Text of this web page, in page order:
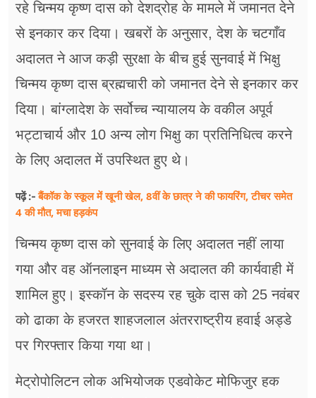
रहे चिन्मय कृष्ण दास को देशद्रोह के मामले में जमानत देने
से इनकार कर दिया। खबरों के अनुसार, देश के चटगाँव
अदालत ने आज कड़ी सुरक्षा के बीच हुई सुनवाई में भिक्षु
चिन्मय कृष्ण दास ब्रह्मचारी को जमानत देने से इनकार कर
दिया। बांग्लादेश के सर्वोच्च न्यायालय के वकील अपूर्व
भट्टाचार्य और 10 अन्य लोग भिक्षु का प्रतिनिधित्व करने
के लिए अदालत में उपस्थित हुए थे।
पढ़ें :-बैंकॉक के स्कूल में खूनी खेल, 8वीं के छात्र ने की फायरिंग, टीचर समेत
4 की मौत, मचा हड़कंप
चिन्मय कृष्ण दास को सुनवाई के लिए अदालत नहीं लाया
गया और वह ऑनलाइन माध्यम से अदालत की कार्यवाही में
शामिल हुए। इस्कॉन के सदस्य रह चुके दास को 25 नवंबर
को ढाका के हजरत शाहजलाल अंतरराष्ट्रीय हवाई अड्डे
पर गिरफ्तार किया गया था।
मेट्रोपोलिटन लोक अभियोजक एडवोकेट मोफिजुर हक